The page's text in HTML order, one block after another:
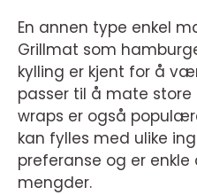
En annen type enkel
Grillmat som
kylling er kjent for å
passer til å mate store
wraps er også
kan fylles med ulike
preferanse og er
mengder.